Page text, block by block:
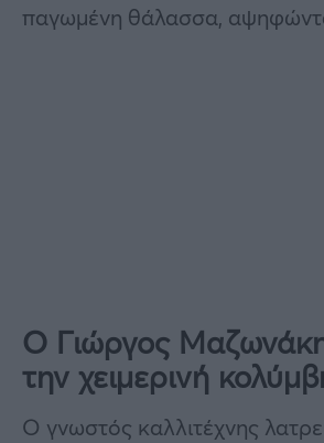
παγωμένη θάλασσα,
Ο Γιώργος
την χειμερινή
Ο γνωστός καλλιτέχνης